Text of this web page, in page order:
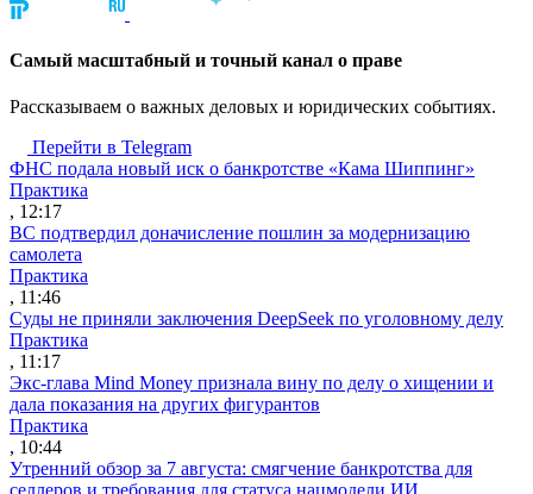
Cамый масштабный и точный канал о праве
Рассказываем о важных деловых и юридических событиях.
Перейти в Telegram
ФНС подала новый иск о банкротстве «Кама Шиппинг»
Практика
, 12:17
ВС подтвердил доначисление пошлин за модернизацию
самолета
Практика
, 11:46
Суды не приняли заключения DeepSeek по уголовному делу
Практика
, 11:17
Экс-глава Mind Money признала вину по делу о хищении и
дала показания на других фигурантов
Практика
, 10:44
Утренний обзор за 7 августа: смягчение банкротства для